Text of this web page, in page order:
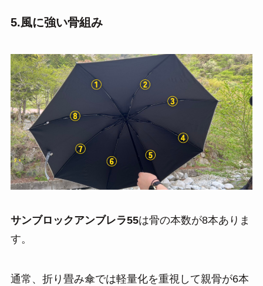
5.風に強い骨組み
サンブロックアンブレラ55は骨の本数が8本ありま
す。
通常、折り畳み傘では軽量化を重視して親骨が6本